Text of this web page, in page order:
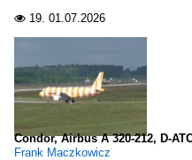
 19. 01.07.2026
Condor, Airbus A 320-212, D-
Frank Maczkowicz